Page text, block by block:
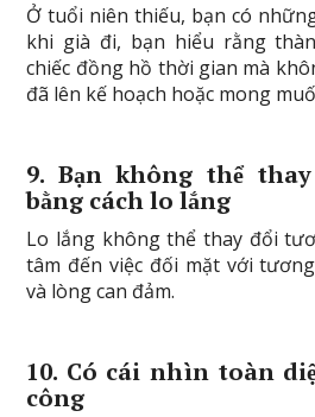
Ở tuổi niên thiếu, bạn có
khi già đi, bạn hiểu rằng
chiếc đồng hồ thời gian mà
đã lên kế hoạch hoặc mong
9. Bạn không thể
bằng cách lo lắng
Lo lắng không thể thay đổi
tâm đến việc đối mặt với
và lòng can đảm.
10. Có cái nhìn toàn
công